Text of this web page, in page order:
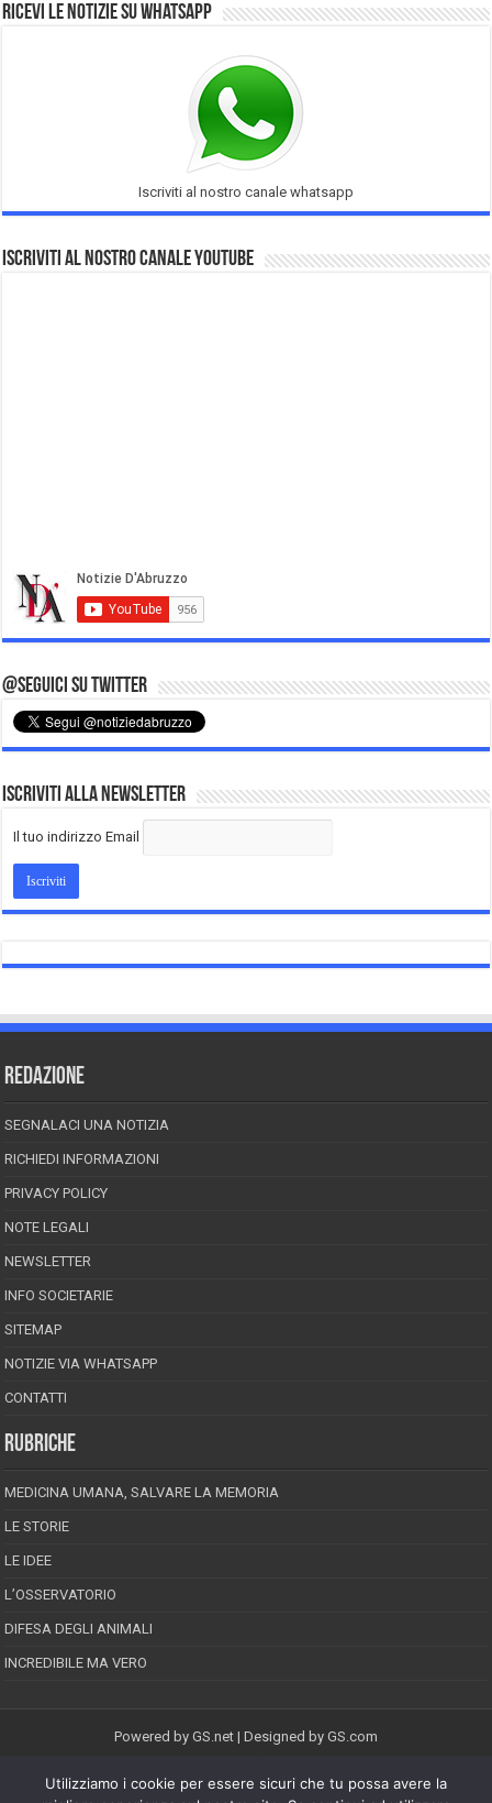
Ricevi le notizie su Whatsapp
Iscriviti al nostro canale whatsapp
Iscriviti al nostro Canale Youtube
@Seguici su Twitter
Iscriviti alla Newsletter
Il tuo indirizzo Email
REDAZIONE
SEGNALACI UNA NOTIZIA
RICHIEDI INFORMAZIONI
PRIVACY POLICY
NOTE LEGALI
NEWSLETTER
INFO SOCIETARIE
SITEMAP
NOTIZIE VIA WHATSAPP
CONTATTI
RUBRICHE
MEDICINA UMANA, SALVARE LA MEMORIA
LE STORIE
LE IDEE
L’OSSERVATORIO
DIFESA DEGLI ANIMALI
INCREDIBILE MA VERO
Powered by GS.net | Designed by GS.com
EPINEION EDITRICE S.R.L.P.Iva 02008710689
Utilizziamo i cookie per essere sicuri che tu possa avere la